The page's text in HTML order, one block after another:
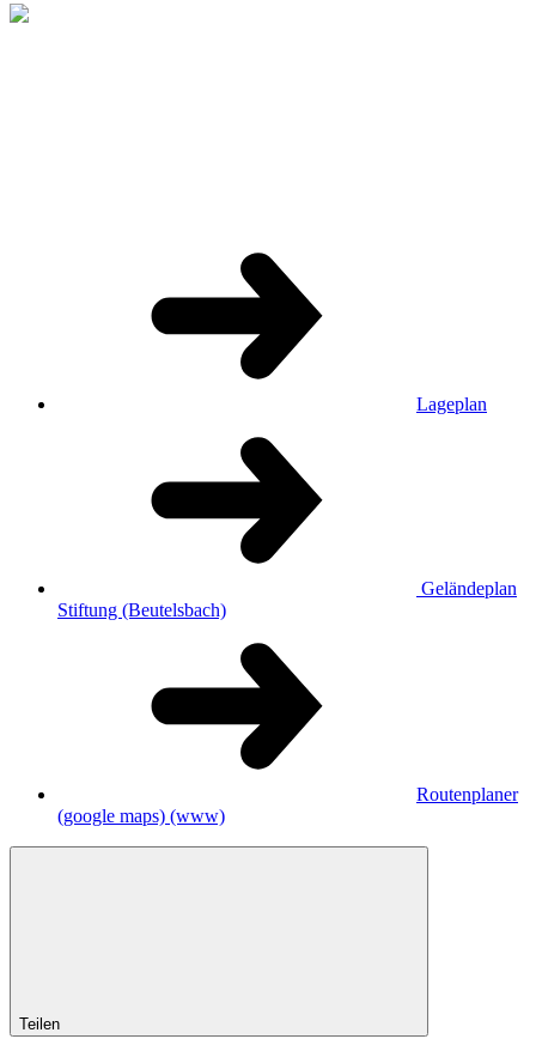
Lageplan
Geländeplan
Stiftung (Beutelsbach)
Routenplaner
(google maps) (www)
Teilen